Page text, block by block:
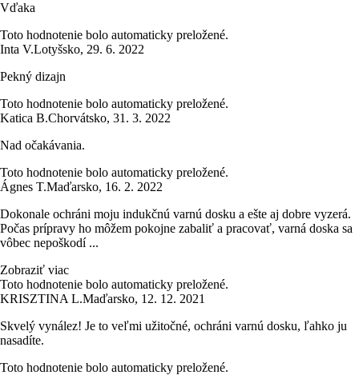
Vďaka
Toto hodnotenie bolo automaticky preložené.
Inta V.Lotyšsko, 29. 6. 2022
Pekný dizajn
Toto hodnotenie bolo automaticky preložené.
Katica B.Chorvátsko, 31. 3. 2022
Nad očakávania.
Toto hodnotenie bolo automaticky preložené.
Ágnes T.Maďarsko, 16. 2. 2022
Dokonale ochráni moju indukčnú varnú dosku a ešte aj dobre vyzerá.
Počas prípravy ho môžem pokojne zabaliť a pracovať, varná doska sa
vôbec nepoškodí ...
Zobraziť viac
Toto hodnotenie bolo automaticky preložené.
KRISZTINA L.Maďarsko, 12. 12. 2021
Skvelý vynález! Je to veľmi užitočné, ochráni varnú dosku, ľahko ju
nasadíte.
Toto hodnotenie bolo automaticky preložené.